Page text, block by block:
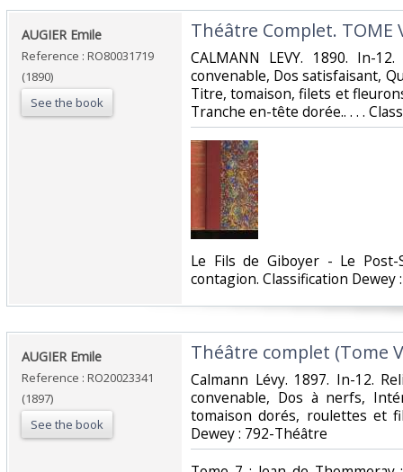
‎AUGIER Emile‎
Reference : RO80031719
(1890)
See the book
‎Théâtre Complet. TOME
‎CALMANN LEVY. 1890. In-
convenable, Dos satisfaisant,
Titre, tomaison, filets et
Tranche en-tête dorée.. . . .
‎Le Fils de Giboyer - Le
contagion. Classification Dewey
‎AUGIER Emile‎
Reference : RO20023341
(1897)
See the book
‎Théâtre complet (Tome
‎Calmann Lévy. 1897. In-12.
convenable, Dos à nerfs,
tomaison dorés, roulettes et
Dewey : 792-Théâtre‎